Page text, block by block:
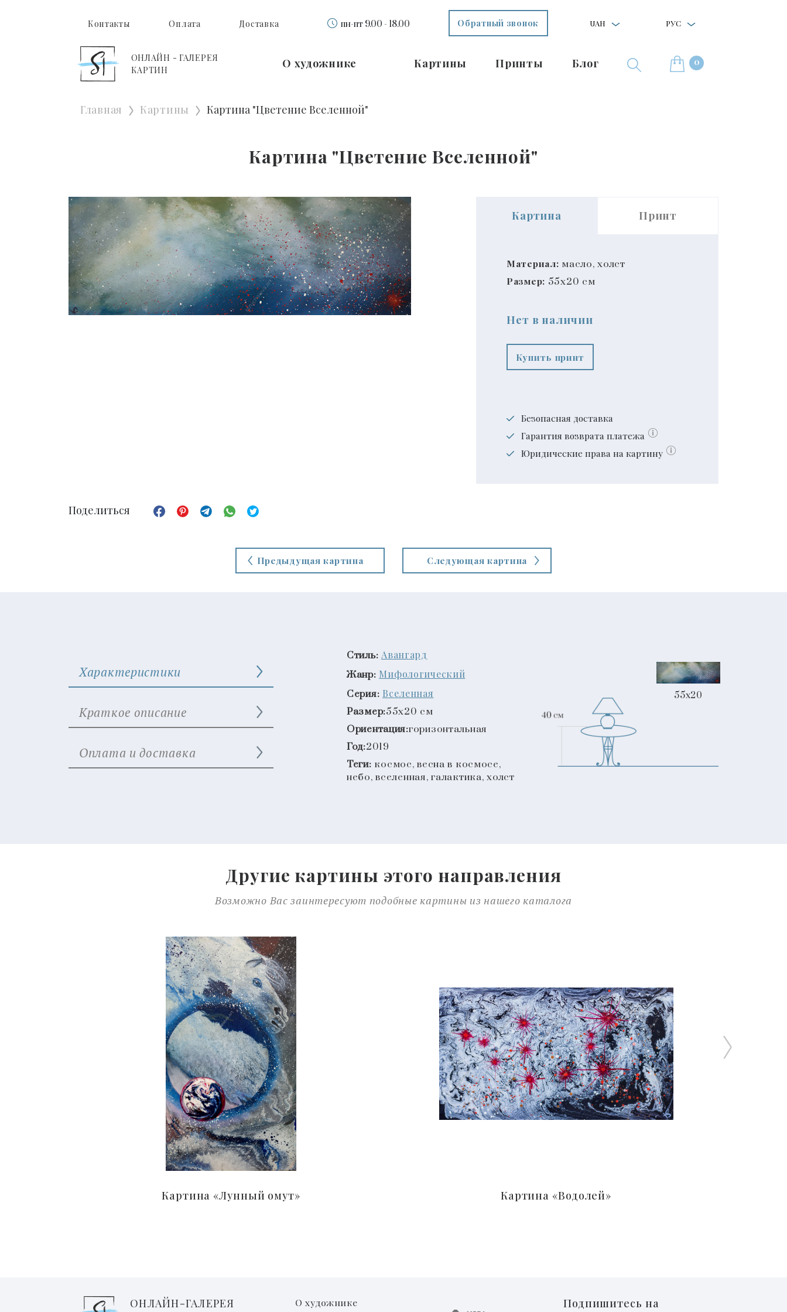
Контакты Оплата Доставка пн-пт 9.00 - 18.00 Обратный звонок UAH РУС
ОНЛАЙН - ГАЛЕРЕЯ
КАРТИН
О художнике Картины Принты Блог 0
Главная Картины Картина "Цветение Вселенной"
Картина "Цветение Вселенной"
Картина Принт
Материал: масло, холст
Размер: 55x20 см
Нет в наличии
Купить принт
Безопасная доставка
Гарантия возврата платежа
Юридические права на картину
Поделиться
Предыдущая картина Следующая картина
Характеристики
Краткое описание
Оплата и доставка
Стиль: Авангард
Жанр: Мифологический
Серия: Вселенная
Размер:55x20 см
Ориентация:горизонтальная
Год:2019
Теги: космос, весна в космосе,
небо, вселенная, галактика, холст
55x20
Другие картины этого направления
Возможно Вас заинтересуют подобные картины из нашего каталога
Картина «Лунный омут» Картина «Водолей»
ОНЛАЙН-ГАЛЕРЕЯ
О художнике
Подпишитесь на